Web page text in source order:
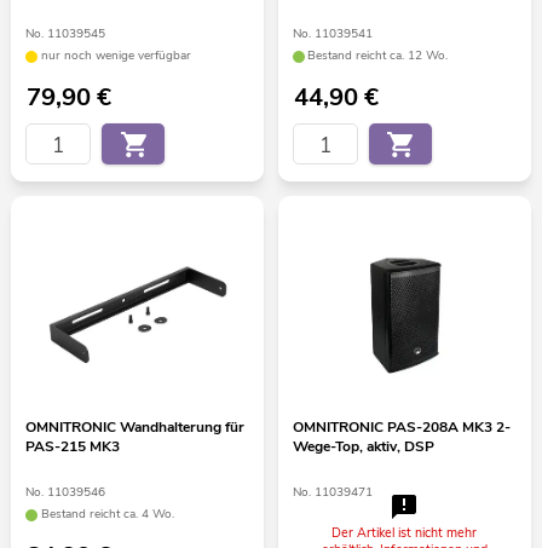
No. 11039545
nur noch wenige verfügbar
79,90€
No. 11039541
Bestand reicht ca. 12 Wo.
44,90€
OMNITRONIC Wandhalterung für
PAS-215 MK3
No. 11039546
Bestand reicht ca. 4 Wo.
OMNITRONIC PAS-208A MK3 2-
Wege-Top, aktiv, DSP
No. 11039471
Der Artikel ist nicht mehr